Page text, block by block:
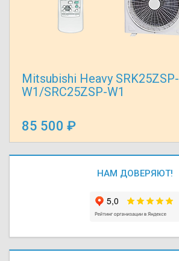
Mitsubishi Heavy SRK25ZSP-
W1/SRC25ZSP-W1
85 500
НАМ ДОВЕРЯЮТ!